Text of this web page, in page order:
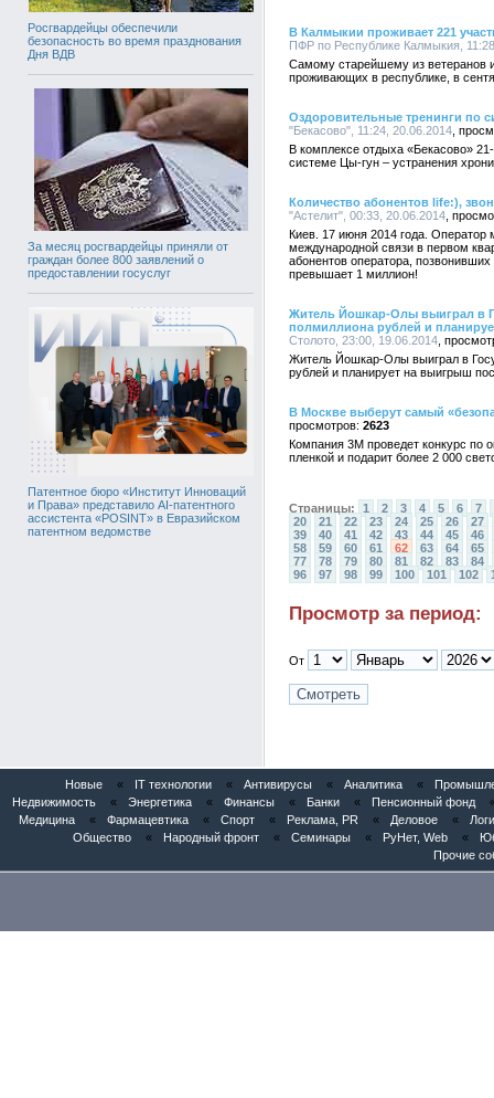
Росгвардейцы обеспечили
безопасность во время празднования
Дня ВДВ
За месяц росгвардейцы приняли от
граждан более 800 заявлений о
предоставлении госуслуг
Патентное бюро «Институт Инноваций
и Права» представило AI-патентного
ассистента «POSINT» в Евразийском
патентном ведомстве
В Калмыкии проживает 221
ПФР по Республике Калмыкия,
Самому старейшему из ветеранов
проживающих в республике, в
Оздоровительные тренинги по
"Бекасово", 11:24, 20.06.2014
В комплексе отдыха «Бекасово»
системе Цы-гун – устранения
Количество абонентов life:),
"Астелит", 00:33, 20.06.2014
Киев. 17 июня 2014 года. Оператор
международной связи в первом
абонентов оператора,
превышает 1 миллион!
Житель Йошкар-Олы выиграл в
полмиллиона рублей и
Столото, 23:00, 19.06.2014
Житель Йошкар-Олы выиграл в
рублей и планирует на выигрыш
В Москве выберут самый
2623
Компания 3М проведет конкурс по
пленкой и подарит более 2 000
Страницы: 1 2 3 4 5 6
7
20
21 22 23 24 25 26
27
39
40 41 42 43 44 45
46
58
59 60 61 62 63 64
65
77
78 79 80 81 82 83
84
96
97 98 99 100 101 102
Просмотр за период:
От
Новые « IT технологии « Антивирусы « Аналитика «
Недвижимость
« Энергетика « Финансы « Банки « Пенсионный фонд
Медицина
« Фармацевтика « Спорт « Реклама, PR « Деловое «
Общество
« Народный фронт « Семинары « РуНет, Web «
Прочие